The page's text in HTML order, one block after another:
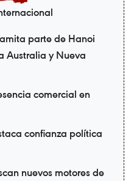
parte de Hanoi
Australia y Nueva
comercial en
confianza política
nuevos motores de